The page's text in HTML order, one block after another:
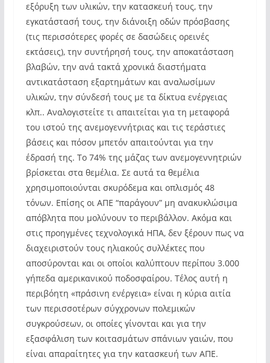
εξόρυξη των υλικών, την κατασκευή τους, την
εγκατάστασή τους, την διάνοιξη οδών πρόσβασης
(τις περισσότερες φορές σε δασώδεις ορεινές
εκτάσεις), την συντήρησή τους, την αποκατάσταση
βλαβών, την ανά τακτά χρονικά διαστήματα
αντικατάσταση εξαρτημάτων και αναλωσίμων
υλικών, την σύνδεσή τους με τα δίκτυα ενέργειας
κλπ.. Αναλογιστείτε τι απαιτείται για τη μεταφορά
του ιστού της ανεμογεννήτριας και τις τεράστιες
βάσεις και πόσον μπετόν απαιτούνται για την
έδρασή της. Το 74% της μάζας των ανεμογεννητριών
βρίσκεται στα θεμέλια. Σε αυτά τα θεμέλια
χρησιμοποιούνται σκυρόδεμα και οπλισμός 48
τόνων. Επίσης οι ΑΠΕ “παράγουν” μη ανακυκλώσιμα
απόβλητα που μολύνουν το περιβάλλον. Ακόμα και
στις προηγμένες τεχνολογικά ΗΠΑ, δεν ξέρουν πως να
διαχειριστούν τους ηλιακούς συλλέκτες που
αποσύρονται και οι οποίοι καλύπτουν περίπου 3.000
γήπεδα αμερικανικού ποδοσφαίρου. Τέλος αυτή η
περιβόητη «πράσινη ενέργεια» είναι η κύρια αιτία
των περισσοτέρων σύγχρονων πολεμικών
συγκρούσεων, οι οποίες γίνονται και για την
εξασφάλιση των κοιτασμάτων σπάνιων γαιών, που
είναι απαραίτητες για την κατασκευή των ΑΠΕ.